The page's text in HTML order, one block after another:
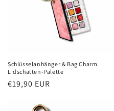
Schlüsselanhänger & Bag Charm
Lidschatten-Palette
Normaler
€19,90 EUR